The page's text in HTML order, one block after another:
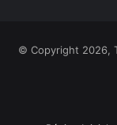
© Copyright 2026,